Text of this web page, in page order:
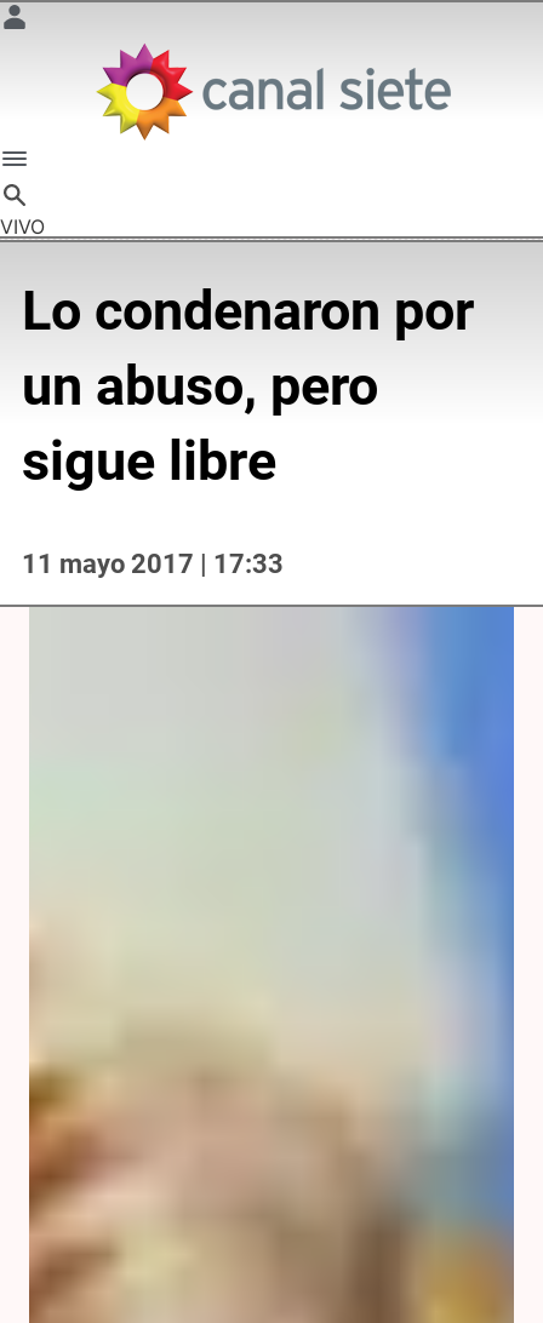
VIVO
Lo condenaron por
un abuso, pero
sigue libre
11 mayo 2017 | 17:33